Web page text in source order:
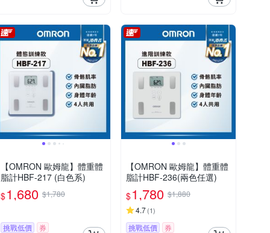
【OMRON 歐姆龍】體重體
脂計HBF-217 (白色系)
$1,680 $1,780
挑戰低價 券
【OMRON 歐姆龍】體重體
脂計HBF-236(兩色任選)
$1,780 $1,880
4.7(1)
挑戰低價 券